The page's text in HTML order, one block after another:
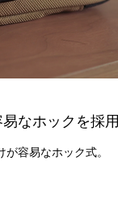
なホックを採用
容易なホック式。